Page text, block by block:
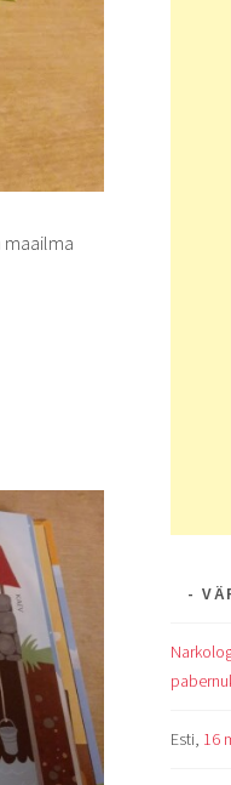
maailma
Esti, 16